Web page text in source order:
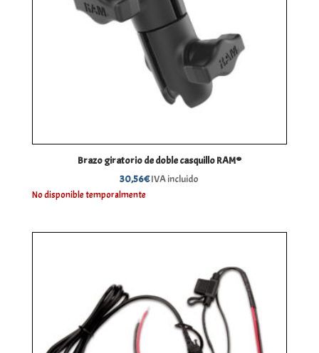
Brazo giratorio de doble casquillo RAM®
30,56€IVA incluido
No disponible temporalmente